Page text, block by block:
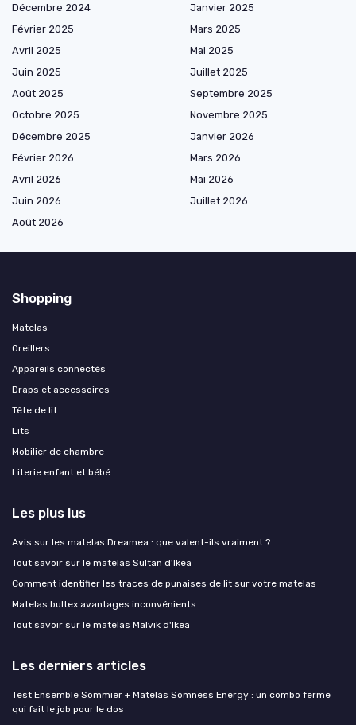
Décembre 2024
Janvier 2025
Février 2025
Mars 2025
Avril 2025
Mai 2025
Juin 2025
Juillet 2025
Août 2025
Septembre 2025
Octobre 2025
Novembre 2025
Décembre 2025
Janvier 2026
Février 2026
Mars 2026
Avril 2026
Mai 2026
Juin 2026
Juillet 2026
Août 2026
Shopping
Matelas
Oreillers
Appareils connectés
Draps et accessoires
Tête de lit
Lits
Mobilier de chambre
Literie enfant et bébé
Les plus lus
Avis sur les matelas Dreamea : que valent-ils vraiment ?
Tout savoir sur le matelas Sultan d'Ikea
Comment identifier les traces de punaises de lit sur votre matelas
Matelas bultex avantages inconvénients
Tout savoir sur le matelas Malvik d'Ikea
Les derniers articles
Test Ensemble Sommier + Matelas Somness Energy : un combo ferme
qui fait le job pour le dos